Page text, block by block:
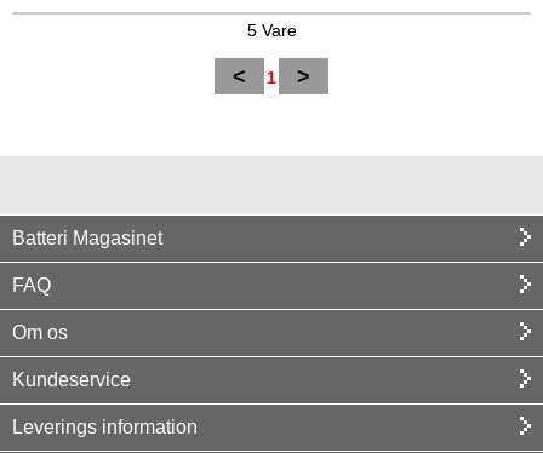
5 Vare
< 1 >
Batteri Magasinet
FAQ
Om os
Kundeservice
Leverings information